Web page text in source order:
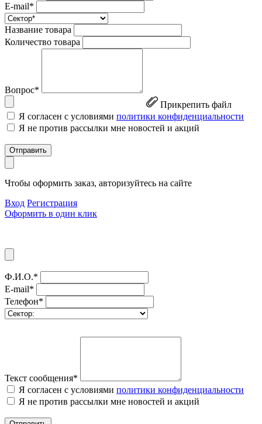
E-mail*
Название товара
Количество товара
Вопрос*
Прикрепить файл
Я согласен с условиями политики конфиденциальности
Я не против рассылки мне новостей и акций
Отправить
Чтобы оформить заказ, авторизуйтесь на сайте
Вход Регистрация
Оформить в один клик
Ф.И.О.*
E-mail*
Телефон*
Текст сообщения*
Я согласен с условиями политики конфиденциальности
Я не против рассылки мне новостей и акций